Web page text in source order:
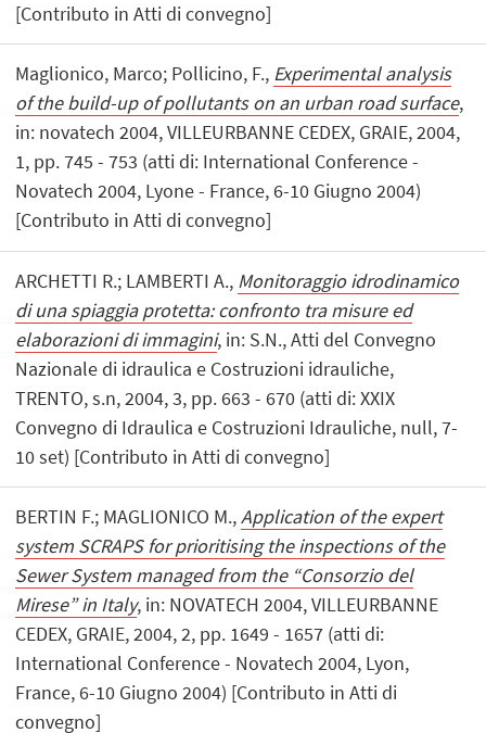
[Contributo in Atti di convegno]
Maglionico, Marco; Pollicino, F., Experimental analysis
of the build-up of pollutants on an urban road surface,
in: novatech 2004, VILLEURBANNE CEDEX, GRAIE, 2004,
1, pp. 745 - 753 (atti di: International Conference -
Novatech 2004, Lyone - France, 6-10 Giugno 2004)
[Contributo in Atti di convegno]
ARCHETTI R.; LAMBERTI A., Monitoraggio idrodinamico
di una spiaggia protetta: confronto tra misure ed
elaborazioni di immagini, in: S.N., Atti del Convegno
Nazionale di idraulica e Costruzioni idrauliche,
TRENTO, s.n, 2004, 3, pp. 663 - 670 (atti di: XXIX
Convegno di Idraulica e Costruzioni Idrauliche, null, 7-
10 set) [Contributo in Atti di convegno]
BERTIN F.; MAGLIONICO M.,Application of the expert
system SCRAPS for prioritising the inspections of the
Sewer System managed from the “Consorzio del
Mirese” in Italy, in: NOVATECH 2004, VILLEURBANNE
CEDEX, GRAIE, 2004, 2, pp. 1649 - 1657 (atti di:
International Conference - Novatech 2004, Lyon,
France, 6-10 Giugno 2004) [Contributo in Atti di
convegno]